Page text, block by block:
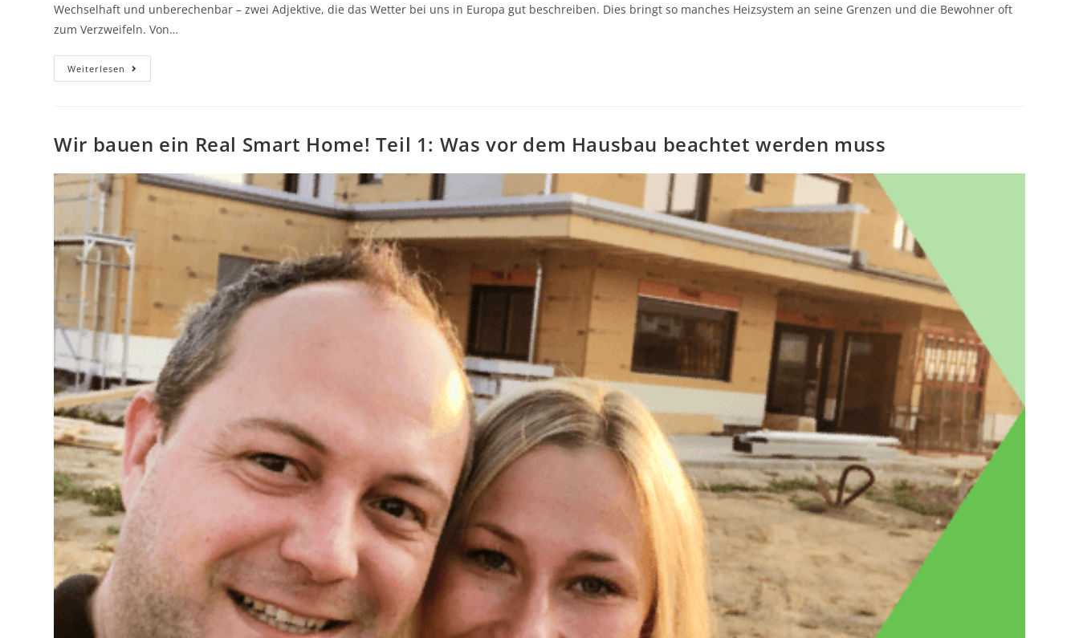
Wechselhaft und unberechenbar – zwei Adjektive, die das Wetter bei uns in Europa gut beschreiben. Dies bringt so manches Heizsystem an seine Grenzen und die Bewohner oft
zum Verzweifeln. Von…
Weiterlesen
Wir bauen ein Real Smart Home! Teil 1: Was vor dem Hausbau beachtet werden muss